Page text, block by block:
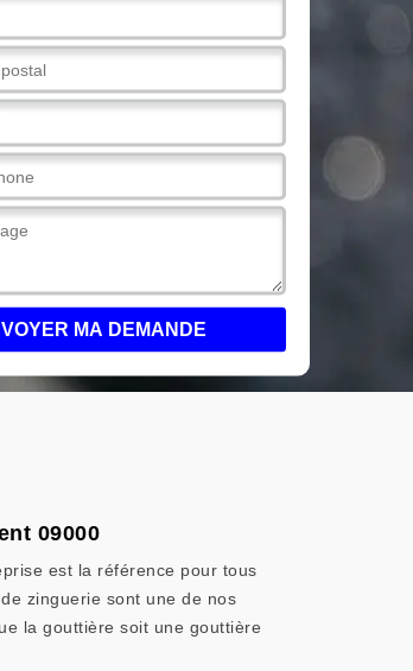
09000
est la référence pour tous
zinguerie sont une de nos
la gouttière soit une gouttière